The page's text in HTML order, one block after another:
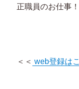
正職員のお仕事
＜＜ web登録は